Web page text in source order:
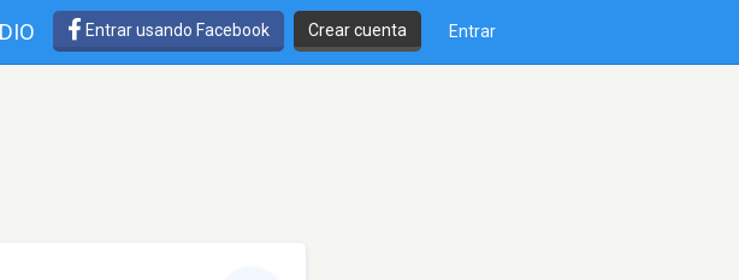
Entrar usando Facebook Crear cuenta Entrar